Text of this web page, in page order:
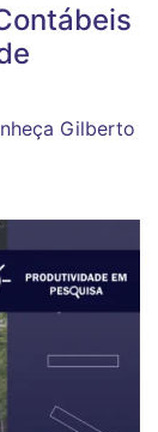
Gilberto